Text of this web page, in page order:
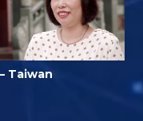
Taiwan